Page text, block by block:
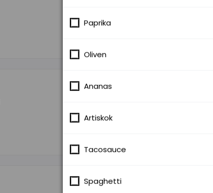
Paprika
Oliven
Ananas
Artiskok
Tacosauce
Spaghetti